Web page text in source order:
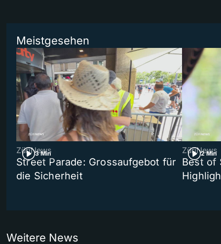
Meistgesehen
3 Min
ZüriNews
Street Parade: Grossaufgebot für
die Sicherheit
2 Min
ZüriNews
Best of
Weitere News